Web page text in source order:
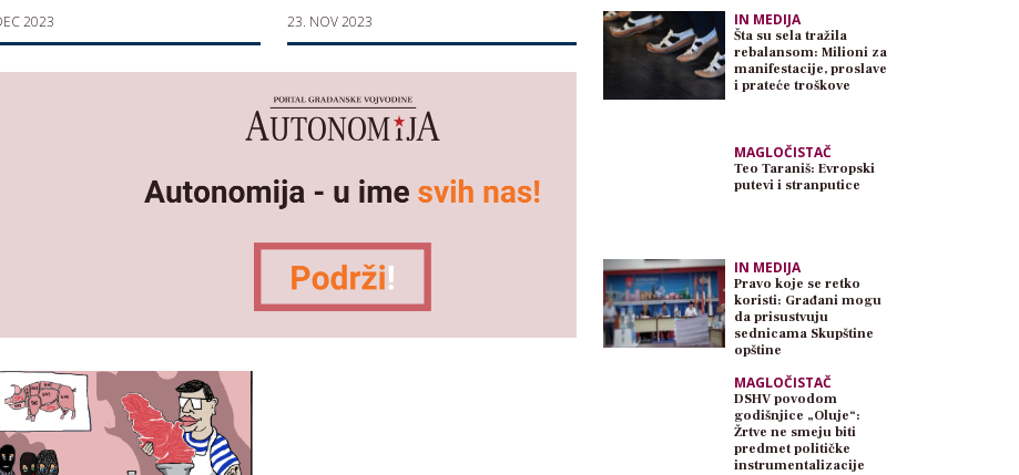
2023 23. NOV 2023 IN MEDIJA
Šta su sela tražila
rebalansom: Milioni za
manifestacije, proslave
i prateće troškove
MAGLOČISTAČ
Teo Taraniš: Evropski
putevi i stranputice
IN MEDIJA
Pravo koje se retko
koristi: Građani mogu
da prisustvuju
sednicama Skupštine
opštine
MAGLOČISTAČ
DSHV povodom
godišnjice „Oluje“:
Žrtve ne smeju biti
predmet političke
instrumentalizacije